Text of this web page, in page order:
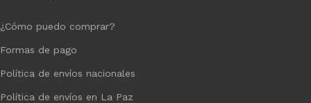
¿Cómo puedo comprar?
Formas de pago
Política de envíos nacionales
Política de envíos en La Paz